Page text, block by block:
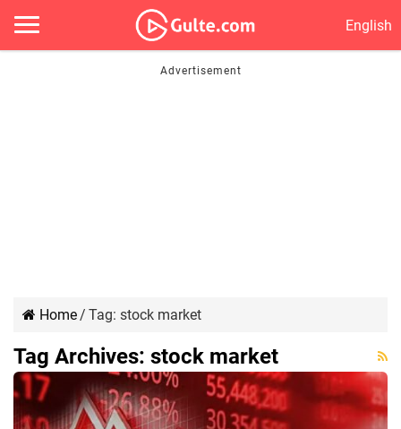
English
Home/ Tag: stock market
Tag Archives: stock market